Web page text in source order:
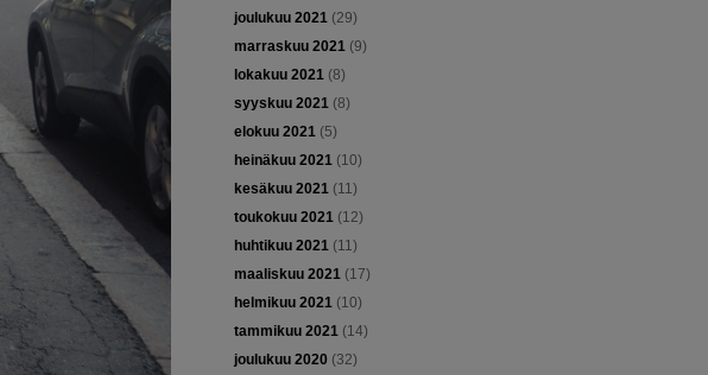
joulukuu 2021(29)
marraskuu 2021(9)
lokakuu 2021(8)
syyskuu 2021(8)
elokuu 2021(5)
heinäkuu 2021(10)
kesäkuu 2021(11)
toukokuu 2021(12)
huhtikuu 2021(11)
maaliskuu 2021(17)
helmikuu 2021(10)
tammikuu 2021(14)
joulukuu 2020 (32)